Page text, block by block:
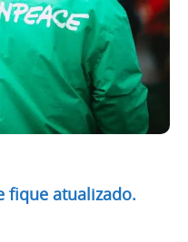
fique atualizado.